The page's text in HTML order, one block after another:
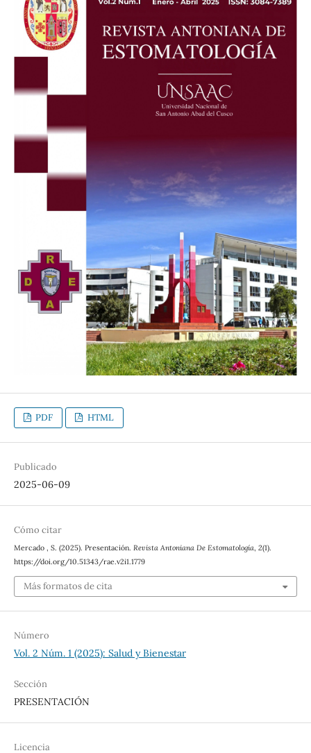
PDF HTML
Publicado
2025-06-09
Cómo citar
Mercado , S. (2025). Presentación. Revista Antoniana De Estomatología, 2(1).
https://doi.org/10.51343/rae.v2i1.1779
Más formatos de cita
Número
Vol. 2 Núm. 1 (2025): Salud y Bienestar
Sección
PRESENTACIÓN
Licencia